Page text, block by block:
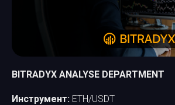
BITRADYX ANALYSE DEPARTMENT
Инструмент: ETH/USDT